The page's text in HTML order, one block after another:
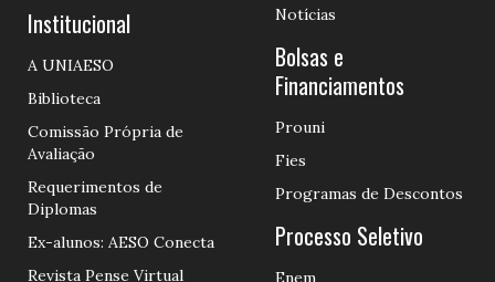
Institucional
A UNIAESO
Biblioteca
Comissão Própria de
Avaliação
Requerimentos de
Diplomas
Ex-alunos: AESO Conecta
Revista Pense Virtual
Notícias
Bolsas e
Financiamentos
Prouni
Fies
Programas de Descontos
Processo Seletivo
Enem